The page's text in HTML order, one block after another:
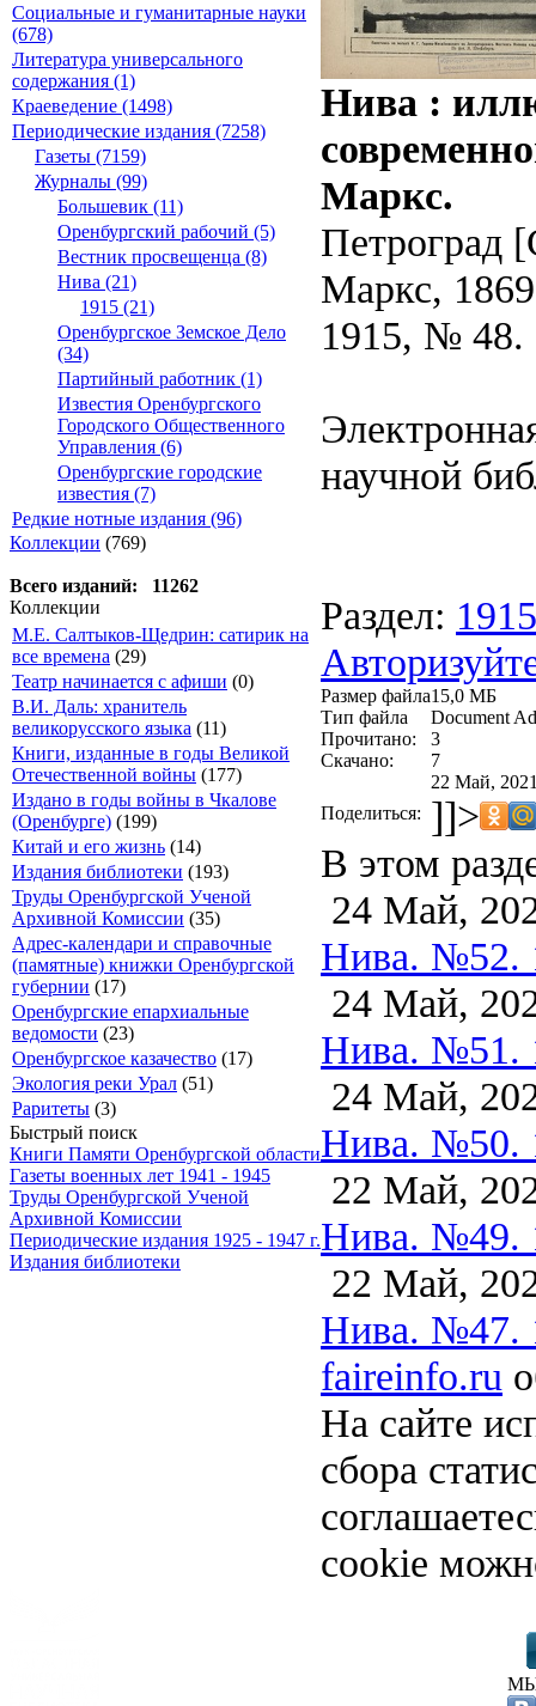
Социальные и гуманитарные науки
(678)
Литература универсального
содержания (1)
Краеведение (1498)
Периодические издания (7258)
Газеты (7159)
Журналы (99)
Большевик (11)
Оренбургский рабочий (5)
Вестник просвещенца (8)
Нива (21)
1915 (21)
Оренбургское Земское Дело
(34)
Партийный работник (1)
Известия Оренбургского
Городского Общественного
Управления (6)
Оренбургские городские
известия (7)
Редкие нотные издания (96)
Коллекции (769)
Всего изданий: 11262
Коллекции
М.Е. Салтыков-Щедрин: сатирик на
все времена (29)
Театр начинается с афиши (0)
В.И. Даль: хранитель
великорусского языка (11)
Книги, изданные в годы Великой
Отечественной войны (177)
Издано в годы войны в Чкалове
(Оренбурге) (199)
Китай и его жизнь (14)
Издания библиотеки (193)
Труды Оренбургской Ученой
Архивной Комиссии (35)
Адрес-календари и справочные
(памятные) книжки Оренбургской
губернии (17)
Оренбургские епархиальные
ведомости (23)
Оренбургское казачество (17)
Экология реки Урал (51)
Раритеты (3)
Быстрый поиск
Книги Памяти Оренбургской области
Газеты военных лет 1941 - 1945
Труды Оренбургской Ученой
Архивной Комиссии
Периодические издания 1925 - 1947 г.
Издания библиотеки
Нива :
Маркс.
Петроград
Маркс,
1915, № 48.
научной
Раздел: 1915
Размер файла15,0 МБ
Тип файла
Document
Прочитано:
3
Скачано:
7
22 Май,
Поделиться: ]]>
В этом
24 Май,
Нива. №52.
24 Май,
Нива. №51.
24 Май,
Нива. №50.
22 Май,
Нива. №49.
22 Май,
Нива. №47.
faireinfo.ru
На сайте
сбора
cookie